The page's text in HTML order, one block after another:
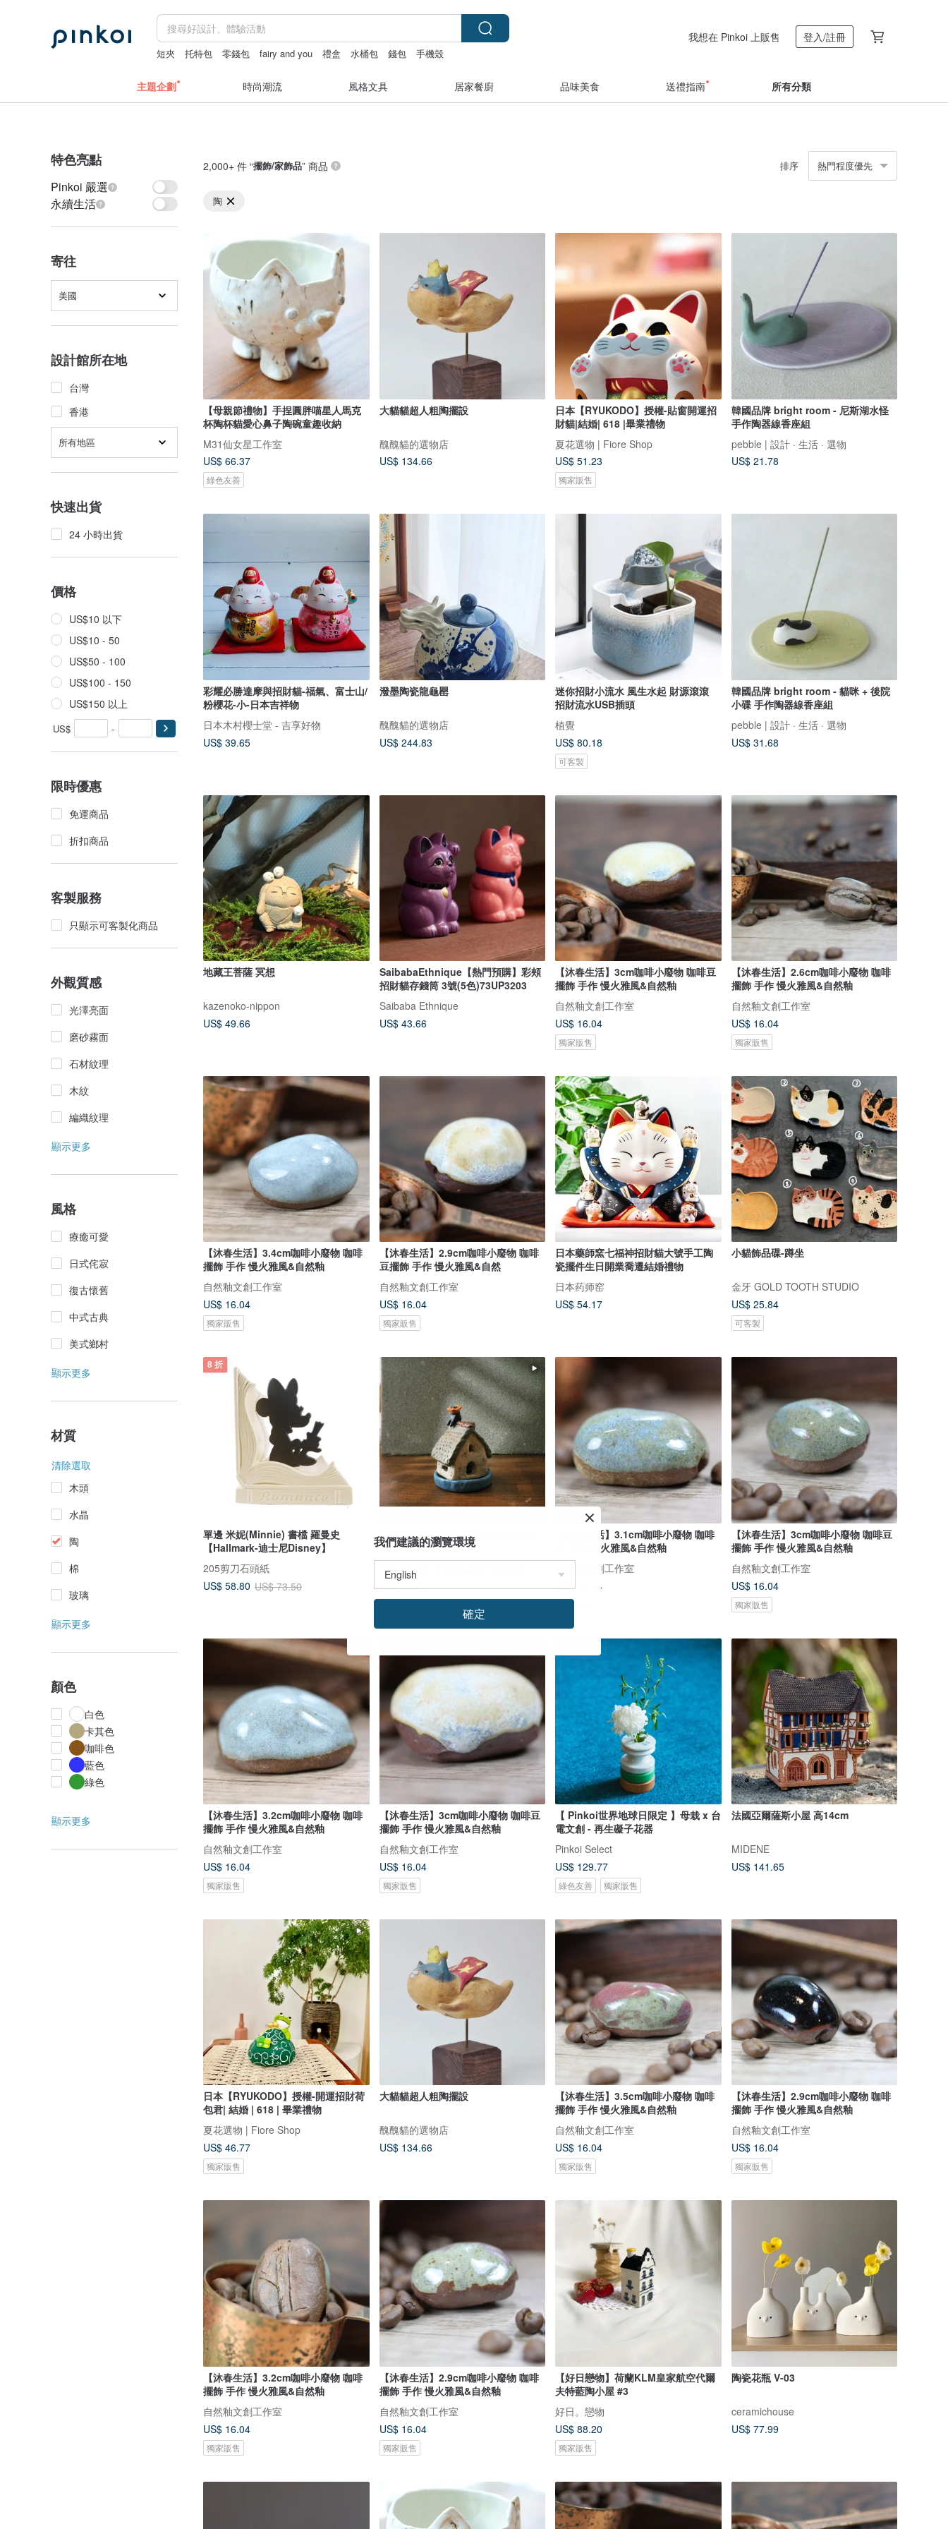
短夾 托特包 零錢包 fairy and you 禮盒 水桶包 錢包 手機殼
我想在 Pinkoi 上販售 登入/註冊
主題企劃 時尚潮流 風格文具 居家餐廚 品味美食 送禮指南 所有分類
特色亮點
Pinkoi 嚴選
永續生活
寄往
美國
設計館所在地
台灣
香港
所有地區
快速出貨
24 小時出貨
價格
US$10 以下
US$10 - 50
US$50 - 100
US$100 - 150
US$150 以上
US$ -
限時優惠
免運商品
折扣商品
客製服務
只顯示可客製化商品
外觀質感
光澤亮面
磨砂霧面
石材紋理
木紋
編織紋理
顯示更多
風格
療癒可愛
日式侘寂
復古懷舊
中式古典
美式鄉村
顯示更多
材質
清除選取
木頭
水晶
陶
棉
玻璃
顯示更多
顏色
白色
卡其色
咖啡色
藍色
綠色
顯示更多
2,000+ 件 “擺飾/家飾品” 商品 排序 熱門程度優先
陶
【母親節禮物】手捏圓胖喵星人馬克
杯陶杯貓愛心鼻子陶碗童趣收納
M31仙女星工作室
US$ 66.37
綠色友善
大貓貓超人粗陶擺設
醜醜貓的選物店
US$ 134.66
日本【RYUKODO】授權-貼窗開運招
財貓|結婚| 618 |畢業禮物
夏花選物 | Fiore Shop
US$ 51.23
獨家販售
韓國品牌 bright room - 尼斯湖水怪
手作陶器線香座組
pebble | 設計 · 生活 · 選物
US$ 21.78
彩耀必勝達摩與招財貓-福氣、富士山/
粉櫻花-小-日本吉祥物
日本木村櫻士堂 - 吉享好物
US$ 39.65
潑墨陶瓷龍龜罌
醜醜貓的選物店
US$ 244.83
迷你招財小流水 風生水起 財源滾滾
招財流水USB插頭
植覺
US$ 80.18
可客製
韓國品牌 bright room - 貓咪 + 後院
小碟 手作陶器線香座組
pebble | 設計 · 生活 · 選物
US$ 31.68
地藏王菩薩 冥想
kazenoko-nippon
US$ 49.66
SaibabaEthnique【熱門預購】彩頰
招財貓存錢筒 3號(5色)73UP3203
Saibaba Ethnique
US$ 43.66
【沐春生活】3cm咖啡小廢物 咖啡豆
擺飾 手作 慢火雅風&自然釉
自然釉文創工作室
US$ 16.04
獨家販售
【沐春生活】2.6cm咖啡小廢物 咖啡
擺飾 手作 慢火雅風&自然釉
自然釉文創工作室
US$ 16.04
獨家販售
【沐春生活】3.4cm咖啡小廢物 咖啡
擺飾 手作 慢火雅風&自然釉
自然釉文創工作室
US$ 16.04
獨家販售
【沐春生活】2.9cm咖啡小廢物 咖啡
豆擺飾 手作 慢火雅風&自然
自然釉文創工作室
US$ 16.04
獨家販售
日本藥師窯七福神招財貓大號手工陶
瓷擺件生日開業喬遷結婚禮物
日本药师窑
US$ 54.17
小貓飾品碟-蹲坐
金牙 GOLD TOOTH STUDIO
US$ 25.84
可客製
8 折
單邊 米妮(Minnie) 書檔 羅曼史
【Hallmark-迪士尼Disney】
205剪刀石頭紙
US$ 58.80 US$ 73.50
手作陶土陶泥擺件 塔香座 望天小屋
Sun Fu Shy 不喜歡太陽的太陽花
US$ 53.25
【沐春生活】3.1cm咖啡小廢物 咖啡
豆 手作 慢火雅風&自然釉
自然釉文創工作室
US$ 16.04
獨家販售
【沐春生活】3cm咖啡小廢物 咖啡豆
擺飾 手作 慢火雅風&自然釉
自然釉文創工作室
US$ 16.04
獨家販售
【沐春生活】3.2cm咖啡小廢物 咖啡
擺飾 手作 慢火雅風&自然釉
自然釉文創工作室
US$ 16.04
獨家販售
【沐春生活】3cm咖啡小廢物 咖啡豆
擺飾 手作 慢火雅風&自然釉
自然釉文創工作室
US$ 16.04
獨家販售
【 Pinkoi世界地球日限定 】母栽 x 台
電文創 - 再生礙子花器
Pinkoi Select
US$ 129.77
綠色友善 獨家販售
法國亞爾薩斯小屋 高14cm
MIDENE
US$ 141.65
日本【RYUKODO】授權-開運招財荷
包君| 結婚 | 618 | 畢業禮物
夏花選物 | Fiore Shop
US$ 46.77
獨家販售
大貓貓超人粗陶擺設
醜醜貓的選物店
US$ 134.66
【沐春生活】3.5cm咖啡小廢物 咖啡
擺飾 手作 慢火雅風&自然釉
自然釉文創工作室
US$ 16.04
獨家販售
【沐春生活】2.9cm咖啡小廢物 咖啡
擺飾 手作 慢火雅風&自然釉
自然釉文創工作室
US$ 16.04
獨家販售
【沐春生活】3.2cm咖啡小廢物 咖啡
擺飾 手作 慢火雅風&自然釉
自然釉文創工作室
US$ 16.04
獨家販售
【沐春生活】2.9cm咖啡小廢物 咖啡
擺飾 手作 慢火雅風&自然釉
自然釉文創工作室
US$ 16.04
獨家販售
【好日戀物】荷蘭KLM皇家航空代爾
夫特藍陶小屋 #3
好日。戀物
US$ 88.20
獨家販售
陶瓷花瓶 V-03
ceramichouse
US$ 77.99
我們建議的瀏覽環境
確定